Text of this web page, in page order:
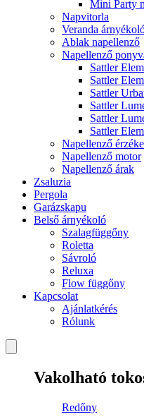
Mini Party
Napvitorla
Veranda
Ablak napellenző
Napellenző
Sattler
Sattler
Sattler
Sattler
Sattler
Sattler
Napellenző
Napellenző motor
Napellenző árak
Zsaluzia
Pergola
Garázskapu
Belső árnyékoló
Szalagfüggőny
Roletta
Sávroló
Reluxa
Flow függőny
Kapcsolat
Ajánlatkérés
Rólunk
Vakolható
Redőny